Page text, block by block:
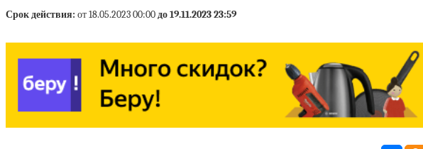
Срок действия: от 18.05.2023 00:00до 19.11.2023 23:59